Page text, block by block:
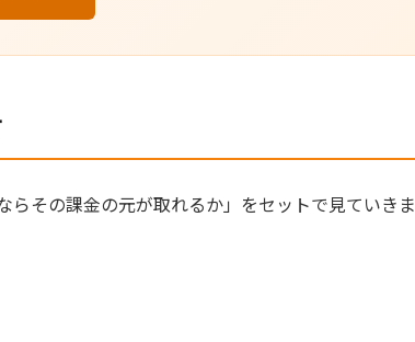
その課金の元が取れるか」をセットで見ていきま